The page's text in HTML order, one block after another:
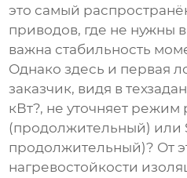
это самый
приводов, где не нужны
важна стабильность
Однако здесь и первая
заказчик, видя в
кВт?, не уточняет режим
(продолжительный) или
продолжительный)? От
нагревостойкости